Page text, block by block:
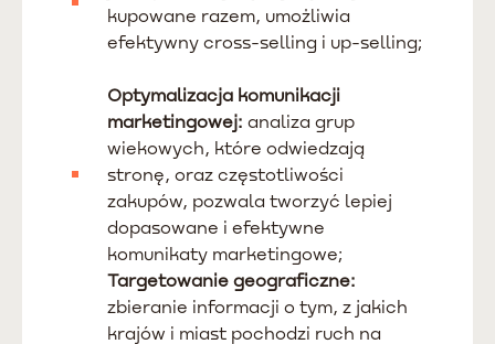
kupowane razem, umożliwia
efektywny cross-selling i up-selling;
Optymalizacja komunikacji
marketingowej: analiza grup
wiekowych, które odwiedzają
stronę, oraz częstotliwości
zakupów, pozwala tworzyć lepiej
dopasowane i efektywne
komunikaty marketingowe;
Targetowanie geograficzne:
zbieranie informacji o tym, z jakich
krajów i miast pochodzi ruch na